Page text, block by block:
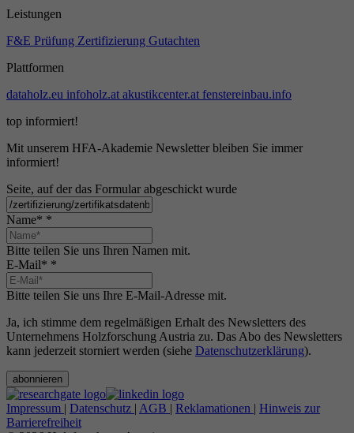
Leistungen
F&E Prüfung Zertifizierung Gutachten
Plattformen
dataholz.eu infoholz.at akustikcenter.at fenstereinbau.info
top informiert!
Mit unserem HFA-Akademie Newsletter bleiben Sie immer
informiert!
Seite, auf der das Formular abgeschickt wurde
Name* *
Bitte teilen Sie uns Ihren Namen mit.
E-Mail* *
Bitte teilen Sie uns Ihre E-Mail-Adresse mit.
Ja, ich stimme dem regelmäßigen Erhalt des Newsletters des
Unternehmens Holzforschung Austria zu. Das Abo des Newsletters
kann jederzeit storniert werden (siehe Datenschutzerklärung).
abonnieren
Impressum | Datenschutz | AGB | Reklamationen | Hinweis zur
Barrierefreiheit